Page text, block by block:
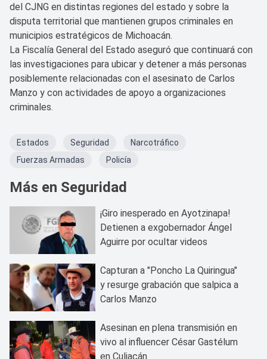
del CJNG en distintas regiones del estado y sobre la
disputa territorial que mantienen grupos criminales en
municipios estratégicos de Michoacán.
La Fiscalía General del Estado aseguró que continuará con
las investigaciones para ubicar y detener a más personas
posiblemente relacionadas con el asesinato de Carlos
Manzo y con actividades de apoyo a organizaciones
criminales.
Estados Seguridad
Narcotráfico
Fuerzas Armadas
Policía
Más en Seguridad
¡Giro inesperado en Ayotzinapa!
Detienen a exgobernador Ángel
Aguirre por ocultar videos
Capturan a "Poncho La Quiringua"
y resurge grabación que salpica a
Carlos Manzo
Asesinan en plena transmisión en
vivo al influencer César Gastélum
en Culiacán